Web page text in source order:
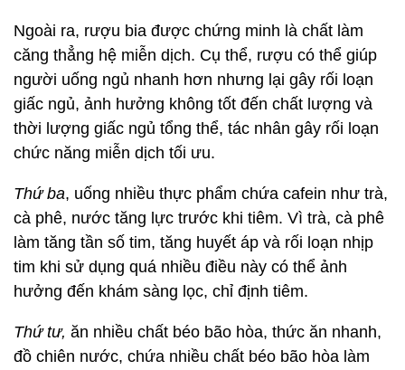
Ngoài ra, rượu bia được chứng minh là chất làm
căng thẳng hệ miễn dịch. Cụ thể, rượu có thể giúp
người uống ngủ nhanh hơn nhưng lại gây rối loạn
giấc ngủ, ảnh hưởng không tốt đến chất lượng và
thời lượng giấc ngủ tổng thể, tác nhân gây rối loạn
chức năng miễn dịch tối ưu.
Thứ ba, uống nhiều thực phẩm chứa cafein như trà,
cà phê, nước tăng lực trước khi tiêm. Vì trà, cà phê
làm tăng tần số tim, tăng huyết áp và rối loạn nhịp
tim khi sử dụng quá nhiều điều này có thể ảnh
hưởng đến khám sàng lọc, chỉ định tiêm.
Thứ tư, ăn nhiều chất béo bão hòa, thức ăn nhanh,
đồ chiên nước, chứa nhiều chất béo bão hòa làm